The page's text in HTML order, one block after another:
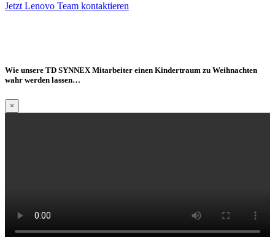
Jetzt Lenovo Team kontaktieren
Wie unsere TD SYNNEX Mitarbeiter einen Kindertraum zu Weihnachten
wahr werden lassen…
×